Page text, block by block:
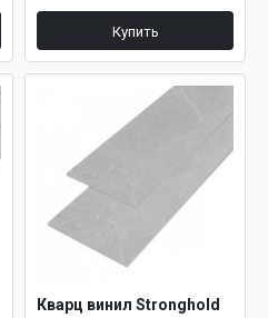
Купить
Кварц винил Stronghold